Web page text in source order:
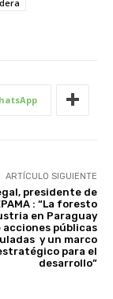
ARTÍCULO SIGUIENTE
presidente de
: “La foresto
en Paraguay
acciones públicas
y un marco
para el
desarrollo”